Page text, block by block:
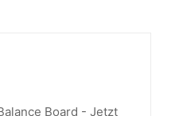
Board - Jetzt